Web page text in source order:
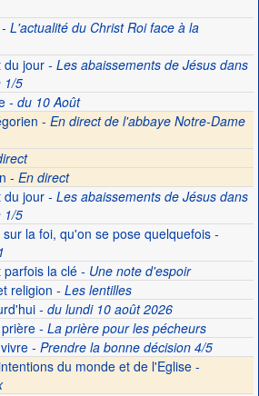
L'actualité du Christ Roi face à la
du jour- Les abaissements de Jésus dans
1/5
- du 10 Août
- En direct de l'abbaye Notre-Dame
- En direct
du jour- Les abaissements de Jésus dans
1/5
la foi, qu'on se pose quelquefois-
la clé- Une note d'espoir
religion - Les lentilles
- du lundi 10 août 2026
- La prière pour les pécheurs
- Prendre la bonne décision 4/5
du monde et de l'Eglise -